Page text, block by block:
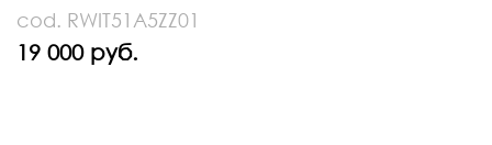
cod. RWIT51A5ZZ01
19 000 руб.